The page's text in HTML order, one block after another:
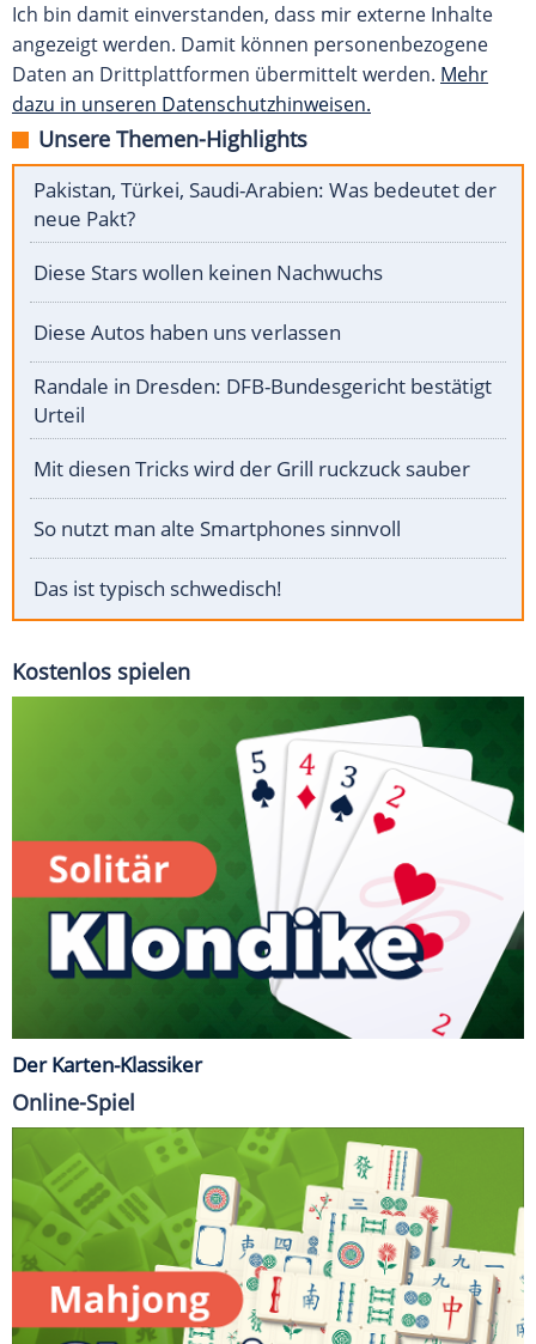
Ich bin damit einverstanden, dass mir externe Inhalte
angezeigt werden. Damit können personenbezogene
Daten an Drittplattformen übermittelt werden. Mehr
dazu in unseren Datenschutzhinweisen.
Unsere Themen-Highlights
Pakistan, Türkei, Saudi-Arabien: Was bedeutet der
neue Pakt?
Diese Stars wollen keinen Nachwuchs
Diese Autos haben uns verlassen
Randale in Dresden: DFB-Bundesgericht bestätigt
Urteil
Mit diesen Tricks wird der Grill ruckzuck sauber
So nutzt man alte Smartphones sinnvoll
Das ist typisch schwedisch!
Kostenlos spielen
Der Karten-Klassiker
Online-Spiel